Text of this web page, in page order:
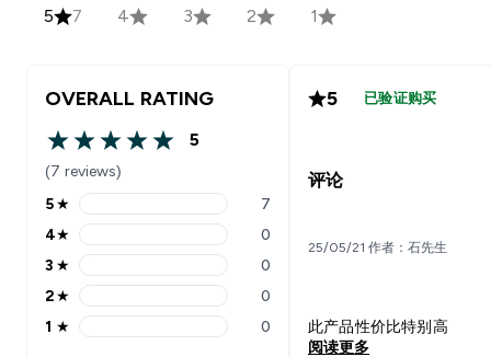
5 7 4 3 2 1
OVERALL RATING
5 out of 5 stars
5
(7 reviews)
5 stars rating 7 reviews
5★ 7
4 stars rating 0 reviews
4★ 0
3 stars rating 0 reviews
3 ★ 0
2 stars rating 0 reviews
2★ 0
1 stars rating 0 reviews
1 ★ 0
5 已验证购买
评论
25/05/21 作者：石先生
此产品性价比特别高
阅读更多